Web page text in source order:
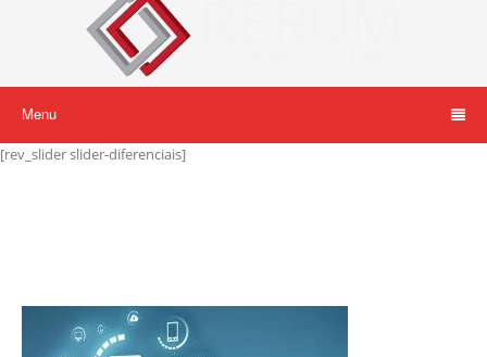
Menu
[rev_slider slider-diferenciais]